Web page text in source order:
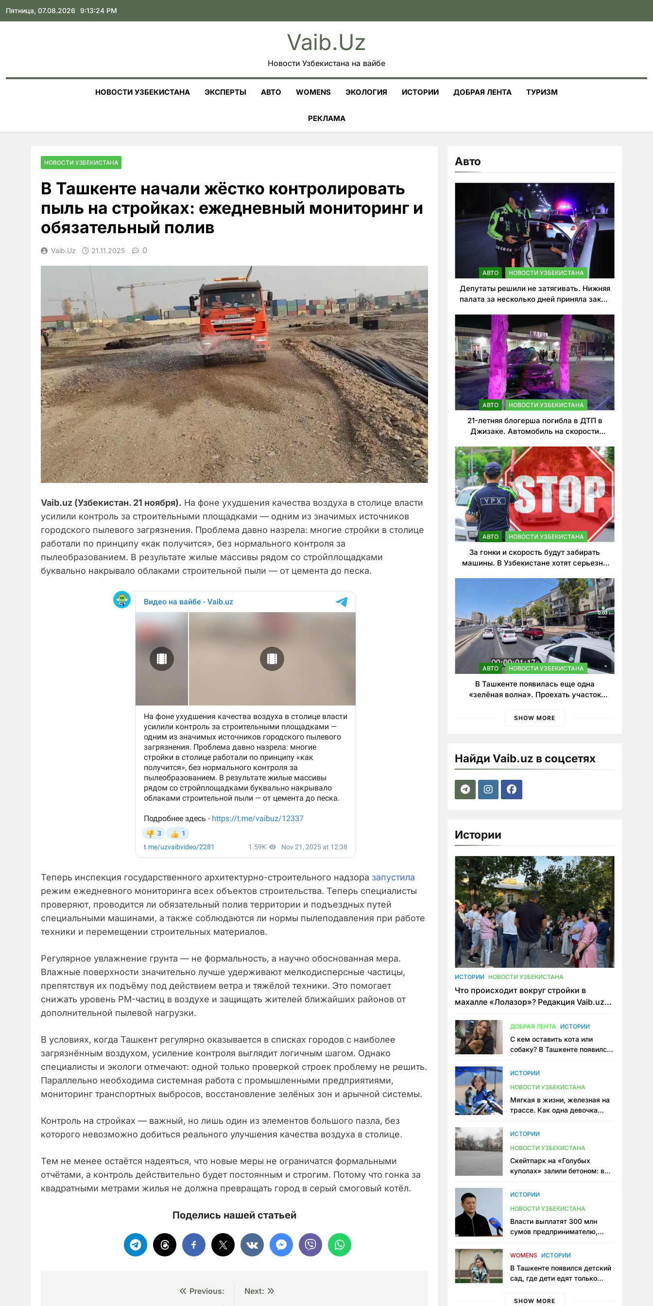
Skip
Пятница, 07.08.2026 9:13:25 PM
Vaib.uz
Новости Узбекистана на вайбе
НОВОСТИ УЗБЕКИСТАНА ЭКСПЕРТЫ АВТО WOMENS ЭКОЛОГИЯ ИСТОРИИ ДОБРАЯ ЛЕНТА ТУРИЗМ
РЕКЛАМА
НОВОСТИ УЗБЕКИСТАНА
В Ташкенте начали жёстко контролировать
пыль на стройках: ежедневный мониторинг и
обязательный полив
Vaib.uz 21.11.2025 0
Vaib.uz (Узбекистан. 21 ноября). На фоне ухудшения качества воздуха в столице власти
усилили контроль за строительными площадками — одним из значимых источников
городского пылевого загрязнения. Проблема давно назрела: многие стройки в столице
работали по принципу «как получится», без нормального контроля за
пылеобразованием. В результате жилые массивы рядом со стройплощадками
буквально накрывало облаками строительной пыли — от цемента до песка.
Теперь инспекция государственного архитектурно-строительного надзора запустила
режим ежедневного мониторинга всех объектов строительства. Теперь специалисты
проверяют, проводится ли обязательный полив территории и подъездных путей
специальными машинами, а также соблюдаются ли нормы пылеподавления при работе
техники и перемещении строительных материалов.
Регулярное увлажнение грунта — не формальность, а научно обоснованная мера.
Влажные поверхности значительно лучше удерживают мелкодисперсные частицы,
препятствуя их подъёму под действием ветра и тяжёлой техники. Это помогает
снижать уровень PM-частиц в воздухе и защищать жителей ближайших районов от
дополнительной пылевой нагрузки.
В условиях, когда Ташкент регулярно оказывается в списках городов с наиболее
загрязнённым воздухом, усиление контроля выглядит логичным шагом. Однако
специалисты и экологи отмечают: одной только проверкой строек проблему не решить.
Параллельно необходима системная работа с промышленными предприятиями,
мониторинг транспортных выбросов, восстановление зелёных зон и арычной системы.
Контроль на стройках — важный, но лишь один из элементов большого пазла, без
которого невозможно добиться реального улучшения качества воздуха в столице.
Тем не менее остаётся надеяться, что новые меры не ограничатся формальными
отчётами, а контроль действительно будет постоянным и строгим. Потому что гонка за
квадратными метрами жилья не должна превращать город в серый смоговый котёл.
Поделись нашей статьей
Previous:
Next:
Авто
АВТО НОВОСТИ УЗБЕКИСТАНА
Депутаты решили не затягивать. Нижняя
палата за несколько дней приняла закон
нарушителей ПДД
АВТО НОВОСТИ УЗБЕКИСТАНА
21-летняя блогерша погибла в ДТП в
Джизаке. Автомобиль на скорости
АВТО НОВОСТИ УЗБЕКИСТАНА
За гонки и скорость будут забирать
машины. В Узбекистане хотят серьезно
АВТО НОВОСТИ УЗБЕКИСТАНА
В Ташкенте появилась еще одна
«зелёная волна». Проехать участок
SHOW MORE
Найди Vaib.uz в соцсетях
Истории
ИСТОРИИ НОВОСТИ УЗБЕКИСТАНА
Что происходит вокруг стройки в
махалле «Лолазор»? Редакция Vaib.uz
конфликта
ДОБРАЯ ЛЕНТА ИСТОРИИ
С кем оставить кота или
собаку? В Ташкенте появился
ИСТОРИИ
НОВОСТИ УЗБЕКИСТАНА
Мягкая в жизни, железная на
трассе. Как одна девочка
Узбекистане
ИСТОРИИ
НОВОСТИ УЗБЕКИСТАНА
Скейтпарк на «Голубых
куполах» залили бетоном: в
одно общественное
ИСТОРИИ
НОВОСТИ УЗБЕКИСТАНА
Власти выплатят 300 млн
сумов предпринимателю,
тюрьме по незаконному
WOMENS ИСТОРИИ
В Ташкенте появился детский
сад, где дети едят только
мама, которая устала просить
SHOW MORE